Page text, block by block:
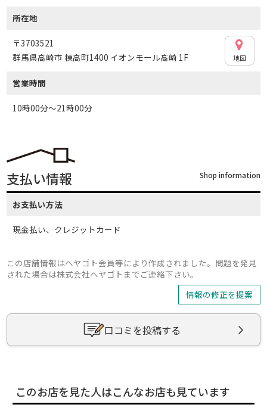
所在地
〒3703521
群馬県高崎市 棟高町1400 イオンモール高崎 1F
地図
営業時間
10時00分～21時00分
支払い情報 Shop information
お支払い方法
現金払い、クレジットカード
この店舗情報はヘヤゴト会員等により作成されました。問題を発見
された場合は株式会社ヘヤゴトまでご連絡下さい。
情報の修正を提案
口コミを投稿する
このお店を見た人はこんなお店も見ています